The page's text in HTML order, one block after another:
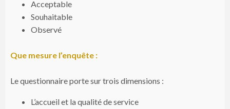
Acceptable
Souhaitable
Observé
Que mesure l’enquête :
Le questionnaire porte sur trois dimensions :
L’accueil et la qualité de service